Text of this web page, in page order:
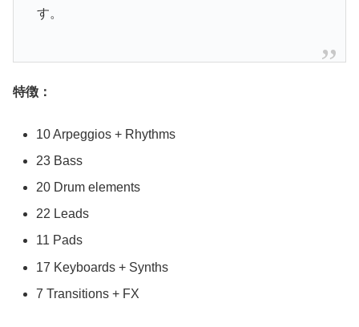
す。
特徴：
10 Arpeggios + Rhythms
23 Bass
20 Drum elements
22 Leads
11 Pads
17 Keyboards + Synths
7 Transitions + FX